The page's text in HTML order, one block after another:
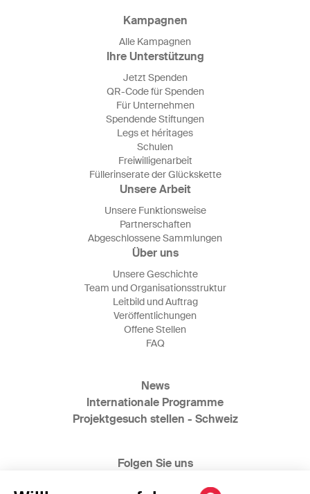
Kampagnen
Alle Kampagnen
Ihre Unterstützung
Jetzt Spenden
QR-Code für Spenden
Für Unternehmen
Spendende Stiftungen
Legs et héritages
Schulen
Freiwilligenarbeit
Füllerinserate der Glückskette
Unsere Arbeit
Unsere Funktionsweise
Partnerschaften
Abgeschlossene Sammlungen
Über uns
Unsere Geschichte
Team und Organisationsstruktur
Leitbild und Auftrag
Veröffentlichungen
Offene Stellen
FAQ
News
Internationale Programme
Projektgesuch stellen - Schweiz
Folgen Sie uns